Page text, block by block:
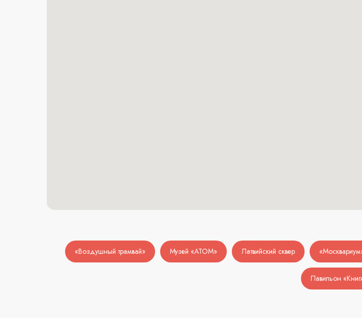
«Воздушный трамвай» Музей «АТОМ» Латвийский сквер
Павильон